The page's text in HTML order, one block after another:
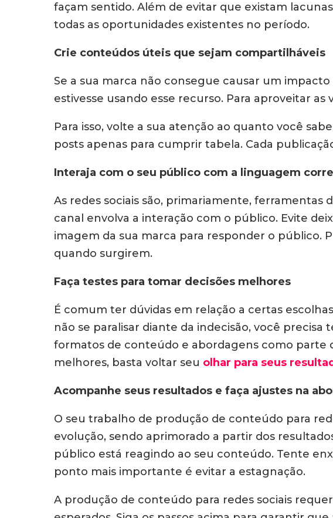
façam sentido. Além de evitar que existam
todas as oportunidades existentes no período.
Crie conteúdos úteis que sejam compartilháveis
Se a sua marca não consegue causar um
estivesse usando esse recurso. Para aproveitar
Para isso, volte a sua atenção ao quanto você
posts apenas para cumprir tabela. Cada
Interaja com o seu público com a linguagem
As redes sociais são, primariamente, ferramentas
canal envolva a interação com o público. Evite
imagem da sua marca para responder o público.
quando surgirem.
Faça testes para tomar decisões melhores
É comum ter dúvidas em relação a certas
não se paralisar diante da indecisão, você
formatos de conteúdo e abordagens como parte
melhores, basta voltar seu olhar para seus
Acompanhe seus resultados e faça ajustes na
O seu trabalho de produção de conteúdo para
evolução, sendo aprimorado a partir dos
público está reagindo ao seu conteúdo. Tente
ponto mais importante é evitar a estagnação.
A produção de conteúdo para redes sociais